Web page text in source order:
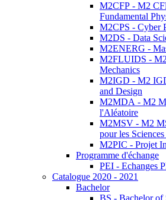
M2CFP - M2
Fundamental
M2CPS - Cyber
M2DS - Data
M2ENERG -
M2FLUIDS -
Mechanics
M2IGD - M2
and Design
M2MDA - M2
l'Aléatoire
M2MSV - M2
pour les
M2PIC - Projet
Programme d'échange
PEI - Echanges
Catalogue 2020 - 2021
Bachelor
BS - Bachelor of